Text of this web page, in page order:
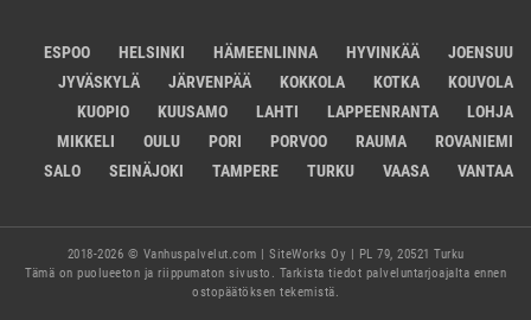
ESPOO HELSINKI HÄMEENLINNA HYVINKÄÄ
JOENSUU
JYVÄSKYLÄ
JÄRVENPÄÄ KOKKOLA KOTKA
KOUVOLA
KUOPIO
KUUSAMO LAHTI LAPPEENRANTA
LOHJA
MIKKELI
OULU PORI PORVOO RAUMA
ROVANIEMI
SALO
SEINÄJOKI TAMPERE TURKU VAASA VANTAA
2018-2026 © Vanhuspalvelut.com | SiteWorks Oy | PL 79, 20521 Turku
Tämä on puolueeton ja riippumaton sivusto. Tarkista tiedot palveluntarjoajalta ennen
ostopäätöksen tekemistä.